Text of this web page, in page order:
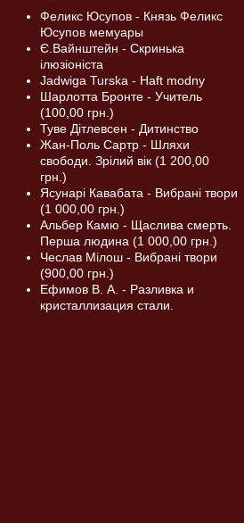
Феликс Юсупов - Князь Феликс
Юсупов мемуары
Є.Вайнштейн - Скринька
ілюзіоніста
Jadwiga Turska - Haft modny
Шарлотта Бронте - Учитель
(100,00 грн.)
Туве Дітлевсен - Дитинство
Жан-Поль Сартр - Шляхи
свободи. Зрілий вік (1 200,00
грн.)
Ясунарі Кавабата - Вибрані твори
(1 000,00 грн.)
Альбер Камю - Щаслива смерть.
Перша людина (1 000,00 грн.)
Чеслав Мілош - Вибрані твори
(900,00 грн.)
Ефимов В. А. - Разливка и
кристаллизация стали.